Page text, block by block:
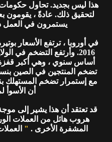
هذا ليس بجديد. تحاول
لتحقيق ذلك. عادةً ، يقومون
يستمرون في العمل
في أوروبا ، ترتفع الأسعار
أساس سنوي ، وهي أكبر قفزة
مع إستمرار تضخم المستهلك بنسبة 1%
أن الأسوأ
قد تعتقد أن هذا يشير إلى
هروب هائل من العملات
المشفرة الأخرى . "